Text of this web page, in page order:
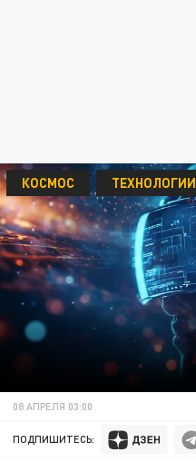
КОСМОС ТЕХНОЛОГИИ
08 АПРЕЛЯ 03:00
ПОДПИШИТЕСЬ: